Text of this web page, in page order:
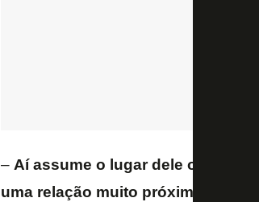
– Aí assume o lugar dele o
uma relação muito próxima com